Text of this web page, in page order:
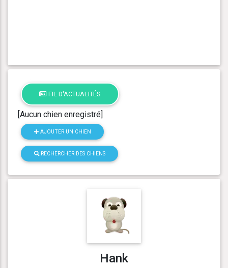
FIL D'ACTUALITÉS
[Aucun chien enregistré]
AJOUTER UN CHIEN
RECHERCHER DES CHIENS
Hank